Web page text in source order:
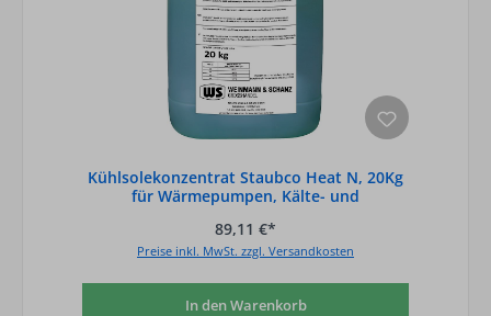
Kühlsolekonzentrat Staubco Heat N, 20Kg
für Wärmepumpen, Kälte- und
89,11 €*
Preise inkl. MwSt. zzgl. Versandkosten
In den Warenkorb